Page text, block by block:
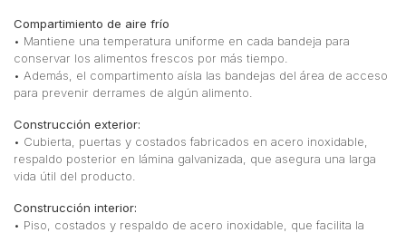
Compartimiento de aire frío
• Mantiene una temperatura uniforme en cada bandeja para
conservar los alimentos frescos por más tiempo.
• Además, el compartimento aísla las bandejas del área de acceso
para prevenir derrames de algún alimento.
Construcción exterior:
• Cubierta, puertas y costados fabricados en acero inoxidable,
respaldo posterior en lámina galvanizada, que asegura una larga
vida útil del producto.
Construcción interior:
• Piso, costados y respaldo de acero inoxidable, que facilita la